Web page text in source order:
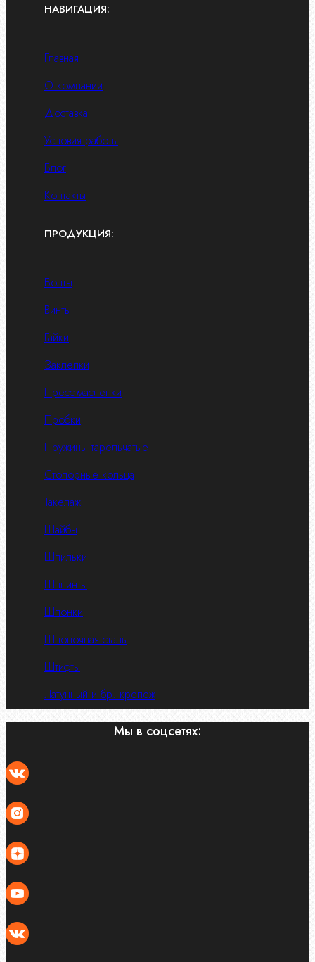
НАВИГАЦИЯ:
Главная
О компании
Доставка
Условия работы
Блог
Контакты
ПРОДУКЦИЯ:
Болты
Винты
Гайки
Заклепки
Пресс-масленки
Пробки
Пружины тарельчатые
Стопорные кольца
Такелаж
Шайбы
Шпильки
Шплинты
Шпонки
Шпоночная сталь
Штифты
Латунный и бр. крепеж
Мы в соцсетях: